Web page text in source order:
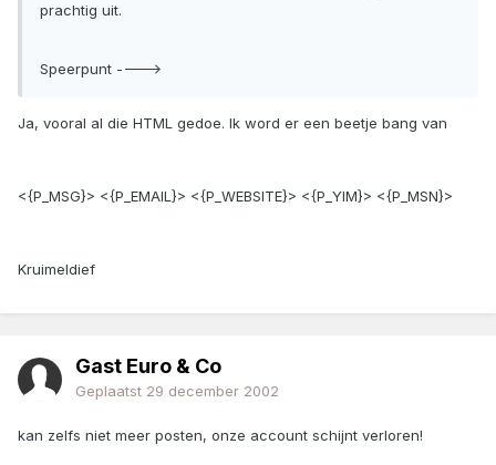
prachtig uit.
Speerpunt ---->
Ja, vooral al die HTML gedoe. Ik word er een beetje bang van
<{P_MSG}> <{P_EMAIL}> <{P_WEBSITE}> <{P_YIM}> <{P_MSN}>
Kruimeldief
Gast Euro & Co
Geplaatst 29 december 2002
kan zelfs niet meer posten, onze account schijnt verloren!